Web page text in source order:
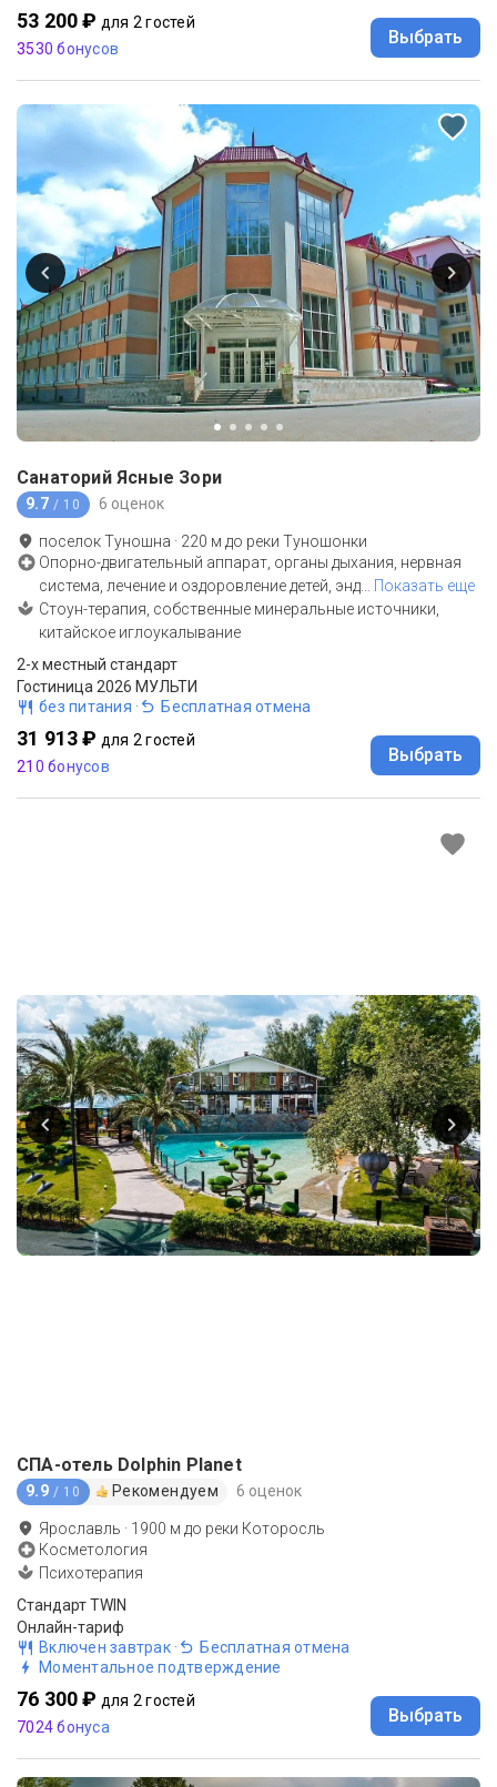
53 200 ₽ для 2 гостей
3530 бонусов
Выбрать
Санаторий Ясные Зори
9.7 / 10 6 оценок
поселок Туношна · 220 м до реки Туношонки
Опорно-двигательный аппарат, органы дыхания, нервная
система, лечение и оздоровление детей, энд
Показать еще
Стоун-терапия, собственные минеральные источники,
китайское иглоукалывание
2-x местный стандарт
Гостиница 2026 МУЛЬТИ
без питания · Бесплатная отмена
31 913 ₽ для 2 гостей
210 бонусов
Выбрать
СПА-отель Dolphin Planet
9.9 / 10 Рекомендуем 6 оценок
Ярославль · 1900 м до реки Которосль
Косметология
Психотерапия
Стандарт TWIN
Онлайн-тариф
Включен завтрак·
Бесплатная отмена
Моментальное подтверждение
76 300 ₽ для 2 гостей
7024 бонуса
Выбрать